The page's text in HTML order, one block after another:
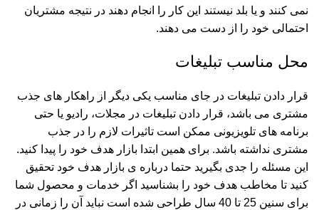
نمی کنند و یا بلد نیستند این کار را انجام دهند در نتیجه مشتریان
احتمالی خود را از دست می دهند.
محل مناسب تبلیغات
قرار دادن تبلیغات در جای مناسب یکی دیگر از راهکار های جذب
مشتری می باشد، قرار دادن تبلیغات در مجلات، رادیو یا حتی
برنامه های تلویزیونی ممکن است تاثیرات لازم را در جذب
مشتری نداشته باشد. برای همین ابتدا بازار هدف خود را پیدا کنید.
این مسئله را جدی بگیرید حتما درباره ی بازار هدف خود تحقیق
کنید تا مخاطب هدف خود را بشناسید اگر خدمات و محصول شما
برای سنین 25 تا 40 سال طراحی شده است نباید آن را زمانی در